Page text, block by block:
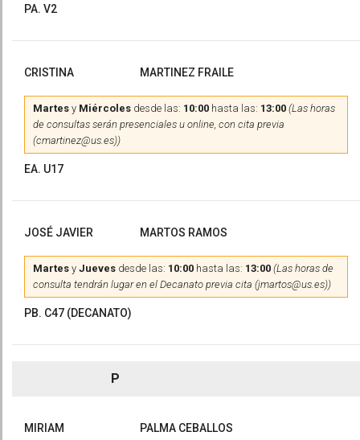
PA. V2
CRISTINA MARTINEZ FRAILE
Martes y Miércoles desde las: 10:00 hasta las: 13:00 (Las horas
de consultas serán presenciales u online, con cita previa
(cmartinez@us.es))
EA. U17
JOSÉ JAVIER MARTOS RAMOS
Martes y Jueves desde las: 10:00 hasta las: 13:00 (Las horas de
consulta tendrán lugar en el Decanato previa cita (jmartos@us.es))
PB. C47 (DECANATO)
P
MIRIAM PALMA CEBALLOS